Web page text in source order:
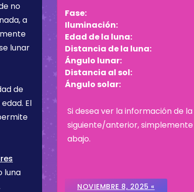
no
a
lunar
de
El
luna
Fase:
Iluminación:
Edad de la luna:
Distancia de la luna:
Ángulo lunar:
Distancia al sol:
Ángulo solar:
Si desea ver la información de
siguiente/anterior,
abajo.
NOVIEMBRE 8, 2025 «